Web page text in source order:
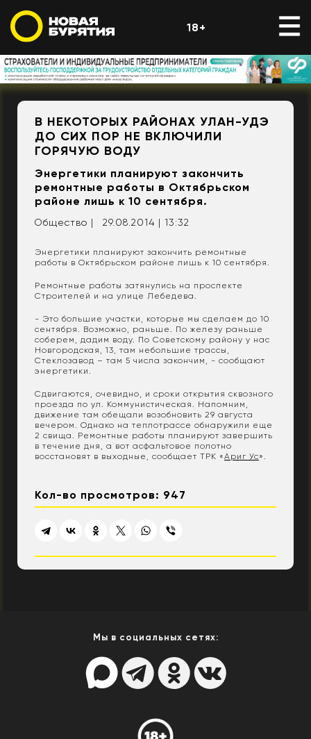
18+
В НЕКОТОРЫХ РАЙОНАХ УЛАН-УДЭ
ДО СИХ ПОР НЕ ВКЛЮЧИЛИ
ГОРЯЧУЮ ВОДУ
Энергетики планируют закончить
ремонтные работы в Октябрьском
районе лишь к 10 сентября.
Общество | 29.08.2014 | 13:32
Энергетики планируют закончить ремонтные
работы в Октябрьском районе лишь к 10 сентября.
Ремонтные работы затянулись на проспекте
Строителей и на улице Лебедева.
- Это большие участки, которые мы сделаем до 10
сентября. Возможно, раньше. По железу раньше
соберем, дадим воду. По Советскому району у нас
Новгородская, 13, там небольшие трассы,
Стеклозавод – там 5 числа закончим, - сообщают
энергетики.
Сдвигаются, очевидно, и сроки открытия сквозного
проезда по ул. Коммунистическая. Напомним,
движение там обещали возобновить 29 августа
вечером. Однако на теплотрассе обнаружили еще
2 свища. Ремонтные работы планируют завершить
в течение дня, а вот асфальтовое полотно
восстановят в выходные, сообщает ТРК «Ариг Ус».
Кол-во просмотров: 947
Мы в социальных сетях: